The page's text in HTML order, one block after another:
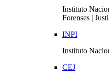
Instituto
Forenses |
INPI
Instituto
CEJ